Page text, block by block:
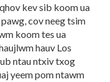
kev sib koom ua
cov neeg tsim
koom tes ua
hauv Los
ntau ntxiv txog
yeem pom ntawm